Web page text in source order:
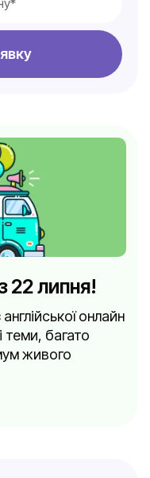
22 липня!
онлайн
теми, багато
живого